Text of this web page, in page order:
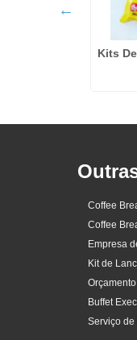
Kits
Coffee
Coffee
Empresa
Kit de
Buffet
Serviço de